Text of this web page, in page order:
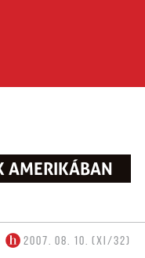
AMERIKÁBAN
2007. 08. 10. (XI/32)